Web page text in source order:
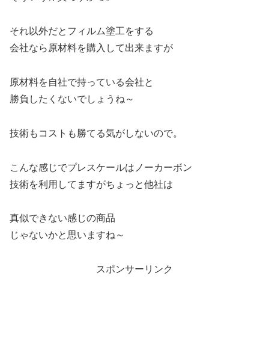
それ以外だとフィルム塗工をする
会社なら原材料を購入して出来ますが
原材料を自社で持っている会社と
勝負したくないでしょうね～
技術もコストも勝てる気がしないので。
こんな感じでプレスケールはノーカーボン
技術を利用してますがちょっと他社は
真似できない感じの商品
じゃないかと思いますね～
スポンサーリンク